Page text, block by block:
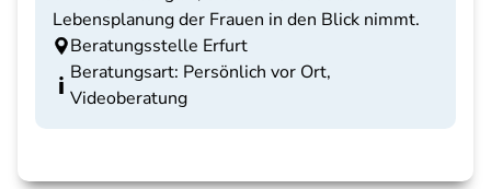
Lebensplanung der Frauen in den Blick nimmt.
Beratungsstelle Erfurt
Beratungsart: Persönlich vor Ort,
Videoberatung